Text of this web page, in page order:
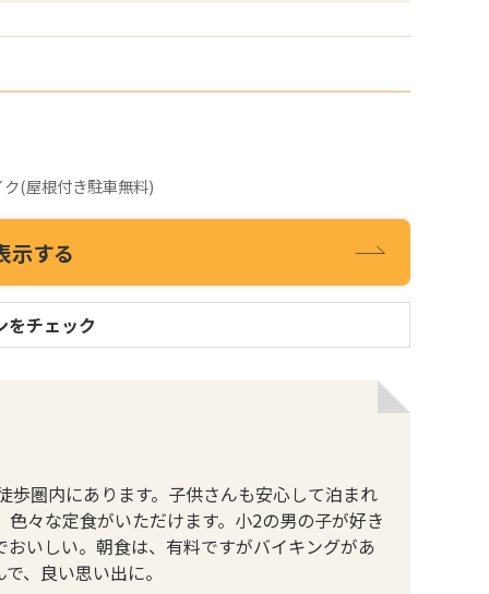
き駐車無料)
示する
をチェック
歩圏内にあります。子供さんも安心して泊まれ
々な定食がいただけます。小2の男の子が好き
いしい。朝食は、有料ですがバイキングがあ
、良い思い出に。